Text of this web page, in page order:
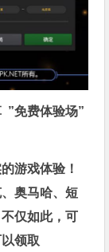
”免费体验场”
游戏体验！
奥马哈、短
仅如此，可
领取